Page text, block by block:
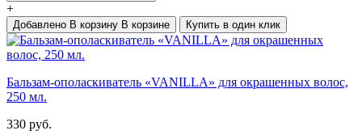
+
Добавлено В корзину В корзине Купить в один клик
Бальзам-ополаскиватель «VANILLA» для окрашенных волос,
250 мл.
330 руб.